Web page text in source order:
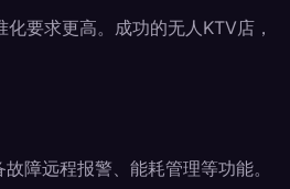
要求更高。成功的无人KTV店，
障远程报警、能耗管理等功能。